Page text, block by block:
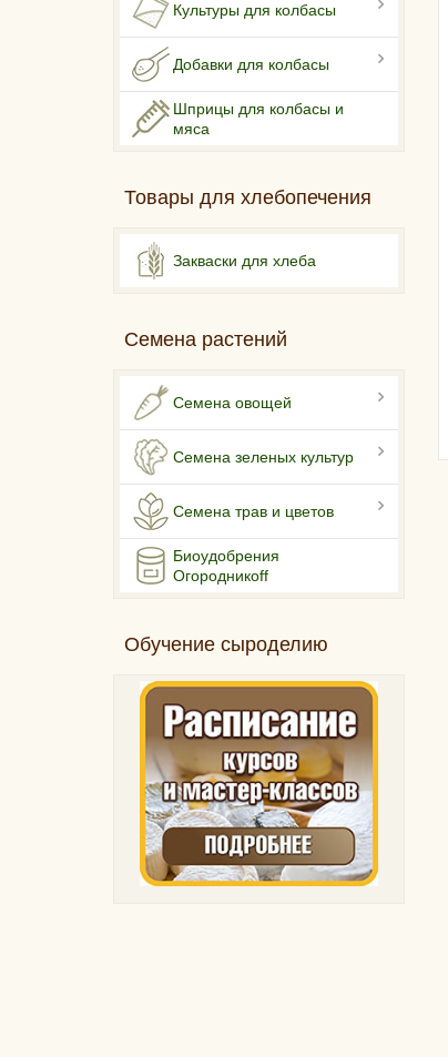
Культуры для колбасы
Добавки для колбасы
Шприцы для колбасы и
мяса
Товары для хлебопечения
Закваски для хлеба
Семена растений
Семена овощей
Семена зеленых культур
Семена трав и цветов
Биоудобрения
Огородникоff
Обучение сыроделию